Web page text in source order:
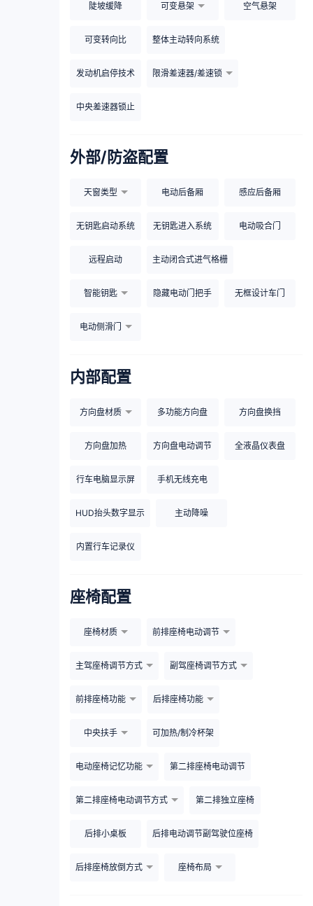
陡坡缓降 可变悬架 空气悬架
可变转向比 整体主动转向系统
发动机启停技术 限滑差速器/差速锁
中央差速器锁止
外部/防盗配置
天窗类型 电动后备厢 感应后备厢
无钥匙启动系统 无钥匙进入系统 电动吸合门
远程启动 主动闭合式进气格栅
智能钥匙 隐藏电动门把手 无框设计车门
电动侧滑门
内部配置
方向盘材质 多功能方向盘 方向盘换挡
方向盘加热 方向盘电动调节 全液晶仪表盘
行车电脑显示屏 手机无线充电
HUD抬头数字显示 主动降噪
内置行车记录仪
座椅配置
座椅材质 前排座椅电动调节
主驾座椅调节方式 副驾座椅调节方式
前排座椅功能 后排座椅功能
中央扶手 可加热/制冷杯架
电动座椅记忆功能 第二排座椅电动调节
第二排座椅电动调节方式 第二排独立座椅
后排小桌板 后排电动调节副驾驶位座椅
后排座椅放倒方式 座椅布局